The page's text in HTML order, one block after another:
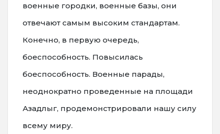
военные городки, военные базы, они
отвечают самым высоким стандартам.
Конечно, в первую очередь,
боеспособность. Повысилась
боеспособность. Военные парады,
неоднократно проведенные на площади
Азадлыг, продемонстрировали нашу силу
всему миру.